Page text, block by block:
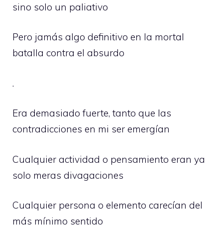
sino solo un paliativo
Pero jamás algo definitivo en la mortal
batalla contra el absurdo
.
Era demasiado fuerte, tanto que las
contradicciones en mi ser emergían
Cualquier actividad o pensamiento eran ya
solo meras divagaciones
Cualquier persona o elemento carecían del
más mínimo sentido